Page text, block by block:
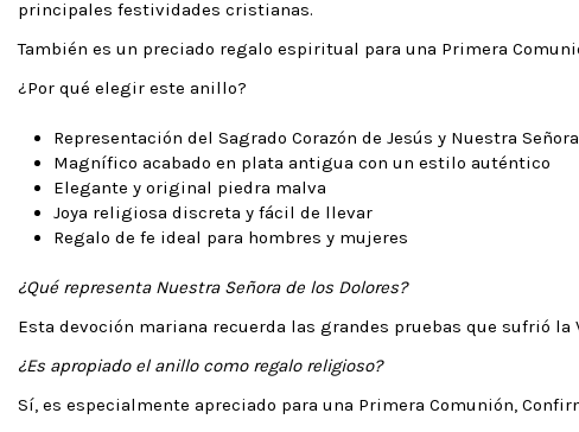
principales festividades cristianas.
También es un preciado regalo espiritual para una Primera
¿Por qué elegir este anillo?
Representación del Sagrado Corazón de Jesús y Nuestra
Magnífico acabado en plata antigua con un estilo auténtico
Elegante y original piedra malva
Joya religiosa discreta y fácil de llevar
Regalo de fe ideal para hombres y mujeres
¿Qué representa Nuestra Señora de los Dolores?
Esta devoción mariana recuerda las grandes pruebas que sufrió
¿Es apropiado el anillo como regalo religioso?
Sí, es especialmente apreciado para una Primera Comunión,